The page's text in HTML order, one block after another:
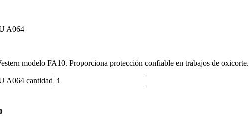
A064
modelo FA10. Proporciona protección confiable en trabajos de oxicorte.
A064 cantidad